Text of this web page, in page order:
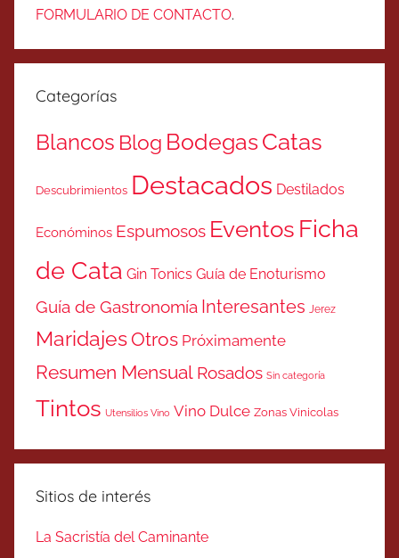
FORMULARIO DE CONTACTO.
Categorías
Blancos Blog BodegasCatas
Descubrimientos Destacados Destilados
Económinos Espumosos Eventos Ficha
de Cata Gin Tonics Guía de Enoturismo
Guía de Gastronomía Interesantes Jerez
MaridajesOtros Próximamente
Resumen Mensual Rosados Sin categoría
Tintos Utensilios Vino Vino Dulce Zonas Vinicolas
Sitios de interés
La Sacristía del Caminante